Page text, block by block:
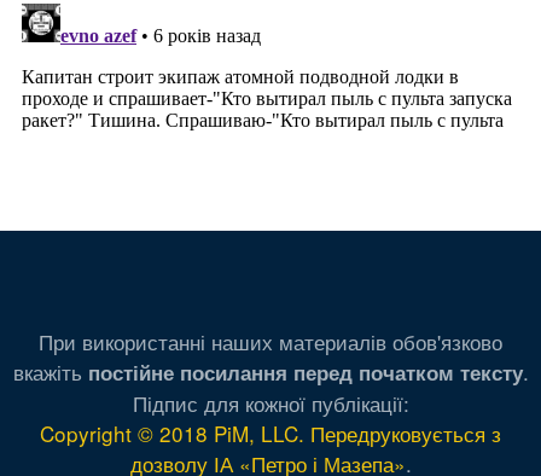
При використанні наших материалів обов'язково
вкажіть постійне посилання перед початком тексту.
Підпис для кожної публікації:
Copyright © 2018 PiM, LLC. Передруковується з
дозволу ІА «Петро і Мазепа».